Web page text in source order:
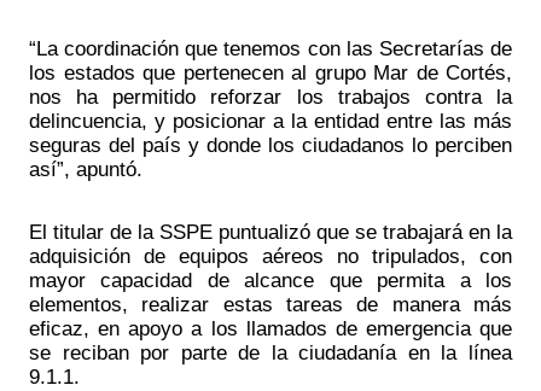
“La coordinación que tenemos con las Secretarías de
los estados que pertenecen al grupo Mar de Cortés,
nos ha permitido reforzar los trabajos contra la
delincuencia, y posicionar a la entidad entre las más
seguras del país y donde los ciudadanos lo perciben
así”, apuntó.
El titular de la SSPE puntualizó que se trabajará en la
adquisición de equipos aéreos no tripulados, con
mayor capacidad de alcance que permita a los
elementos, realizar estas tareas de manera más
eficaz, en apoyo a los llamados de emergencia que
se reciban por parte de la ciudadanía en la línea
9.1.1.